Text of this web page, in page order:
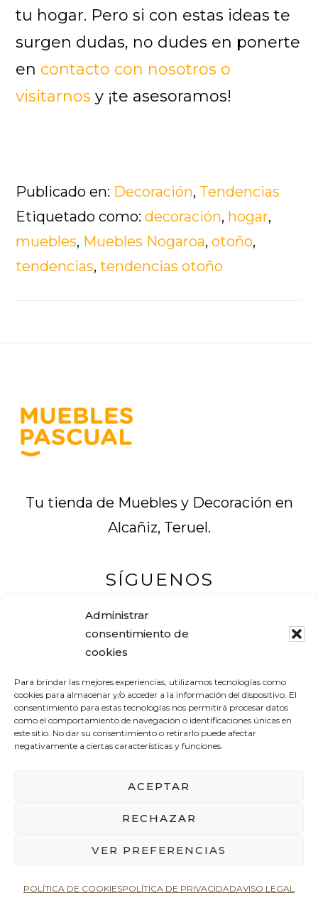
Administrar
consentimiento de
cookies
Para brindar las mejores experiencias, utilizamos tecnologías como
cookies para almacenar y/o acceder a la información del dispositivo. El
consentimiento para estas tecnologías nos permitirá procesar datos
como el comportamiento de navegación o identificaciones únicas en
este sitio. No dar su consentimiento o retirarlo puede afectar
negativamente a ciertas características y funciones.
ACEPTAR
RECHAZAR
VER PREFERENCIAS
POLÍTICA DE COOKIESPOLÍTICA DE PRIVACIDADAVISO LEGAL
tu hogar. Pero si con estas ideas te
surgen dudas, no dudes en ponerte
en contacto con nosotros o
visitarnosy ¡te asesoramos!
Publicado en: Decoración, Tendencias
Etiquetado como:decoración, hogar,
muebles, Muebles Nogaroa,otoño,
tendencias,tendencias otoño
Tu tienda de Muebles y Decoración en
Alcañiz, Teruel.
SÍGUENOS
Tel. +34 978 83 12 16
Avenida Aragón, 19
44600 ALCAÑIZ (Teruel) – España
POLÍTICA DE PRIVACIDAD